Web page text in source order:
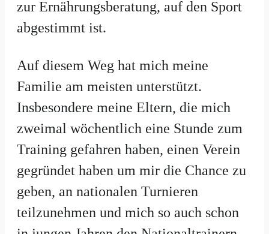
zur Ernährungsberatung, auf den Sport
abgestimmt ist.
Auf diesem Weg hat mich meine
Familie am meisten unterstützt.
Insbesondere meine Eltern, die mich
zweimal wöchentlich eine Stunde zum
Training gefahren haben, einen Verein
gegründet haben um mir die Chance zu
geben, an nationalen Turnieren
teilzunehmen und mich so auch schon